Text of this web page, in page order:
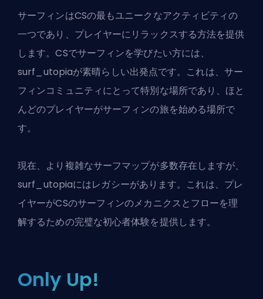
サーフィンはCSの最もユニークなアクティビティの
一つであり、プレイヤーにリラックスする方法を提供
します。CSでサーフィンを学びたい方には、
surf_utopiaが素晴らしい出発点です。これは、サー
フィンコミュニティにとって特別な場所であり、ほと
んどのプレイヤーがサーフィンの旅を始める場所で
す。
現在、より複雑なサーフマップが多数存在しますが、
surf_utopiaにはレガシーがあります。これは、プレ
イヤーがCSのサーフィンのメカニクスとフローを理
解するための完璧な初心者体験を提供します。
Only Up!